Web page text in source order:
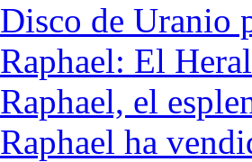
Disco de Uranio
Raphael: El
Raphael, el
Raphael ha